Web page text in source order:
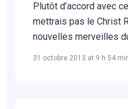
Plutôt d’accord avec
mettrais pas le Christ
nouvelles merveilles
31 octobre 2013 at 9 h 54